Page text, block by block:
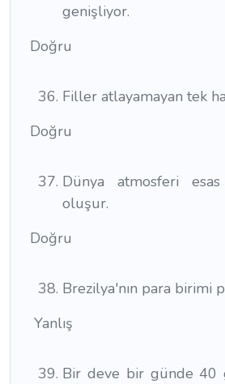
genişliyor.
Doğru
Filler atlayamayan tek
Doğru
Dünya atmosferi
oluşur.
Doğru
Brezilya'nın para birimi
Yanlış
Bir deve bir günde 40